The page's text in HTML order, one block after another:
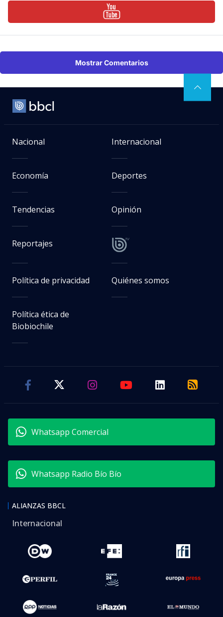
Mostrar Comentarios
Nacional Internacional
Economía Deportes
Tendencias Opinión
Reportajes
Política de privacidad Quiénes somos
Política ética de
Biobiochile
Whatsapp Comercial
Whatsapp Radio Bío Bío
ALIANZAS BBCL
Internacional